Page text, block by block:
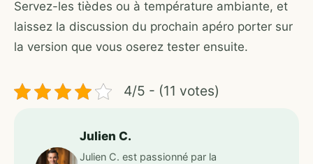
Servez-les tièdes ou à température ambiante, et
laissez la discussion du prochain apéro porter sur
la version que vous oserez tester ensuite.
4/5 - (11 votes)
Julien C.
Julien C. est passionné par la